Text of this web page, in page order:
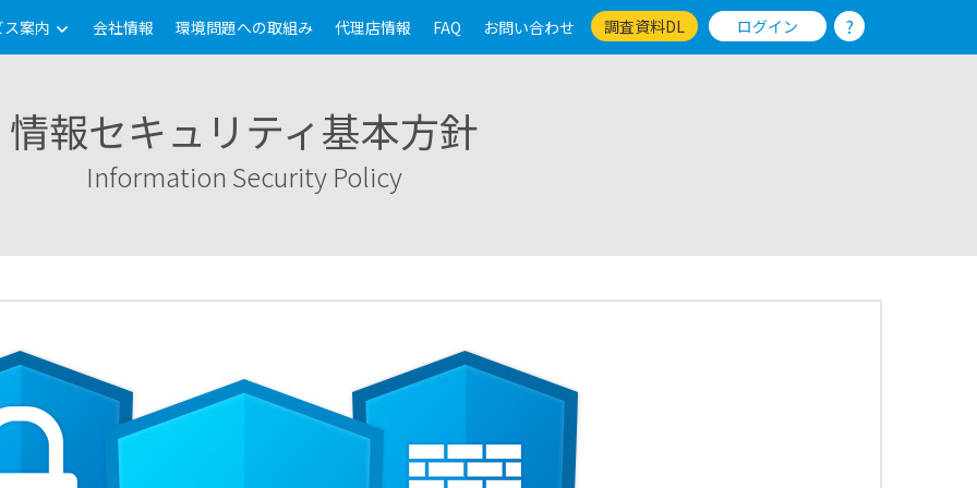
案内 会社情報 環境問題への取組み 代理店情報 FAQ お問い合わせ 調査資料DL ログイン ?
情報セキュリティ基本方針
Information Security Policy